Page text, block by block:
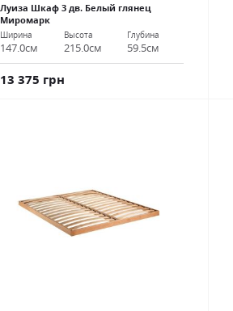
Луиза Шкаф 3 дв. Белый глянец
Миромарк
Ширина
147.0см
Высота
215.0см
Глубина
59.5см
13 375 грн